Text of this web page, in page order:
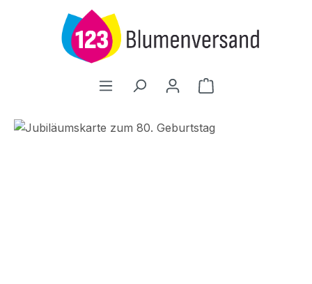
Zum Hauptinhalt springen
Warenkorb
Bildergalerie überspringen